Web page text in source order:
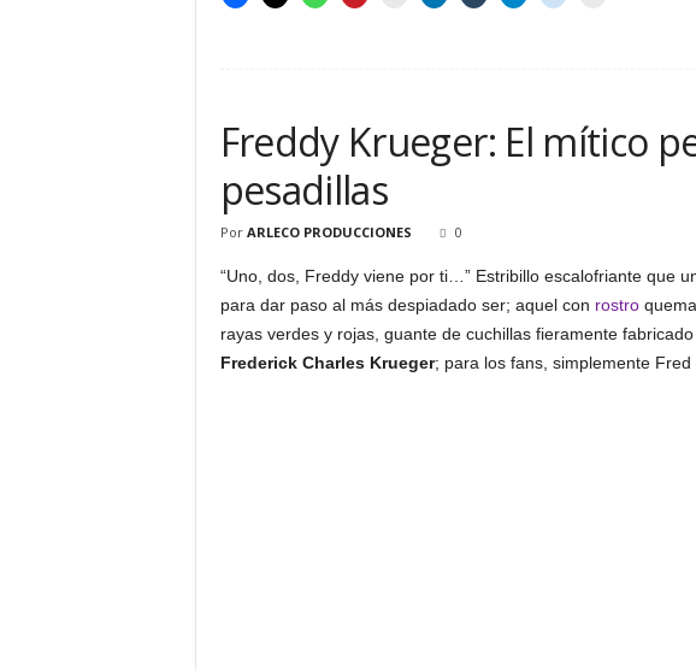
Freddy Krueger: El mítico
pesadillas
Por ARLECO PRODUCCIONES 0
“Uno, dos, Freddy viene por ti…” Estribillo escalofriante que
para dar paso al más despiadado ser; aquel con rostro
rayas verdes y rojas, guante de cuchillas fieramente
Frederick Charles Krueger; para los fans, simplemente Fred